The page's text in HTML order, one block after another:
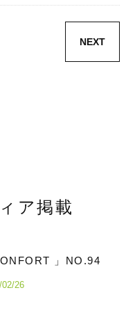
NEXT
ア掲載
」NO.94
02/26